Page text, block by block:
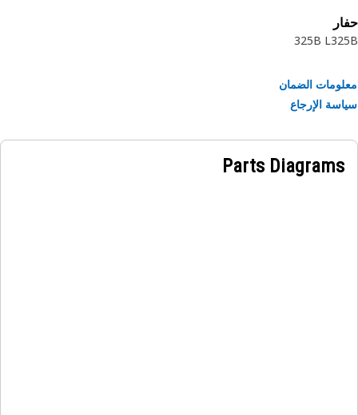
325B L
الضمان
الإرجاع
Parts Diagrams